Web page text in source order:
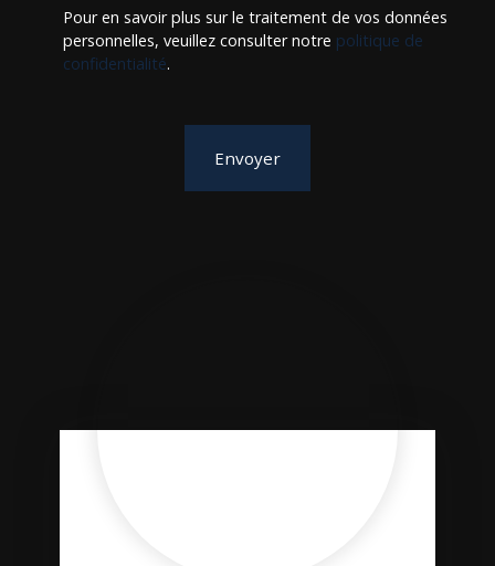
Pour en savoir plus sur le traitement de vos données
personnelles, veuillez consulter notre politique de
confidentialité.
Envoyer